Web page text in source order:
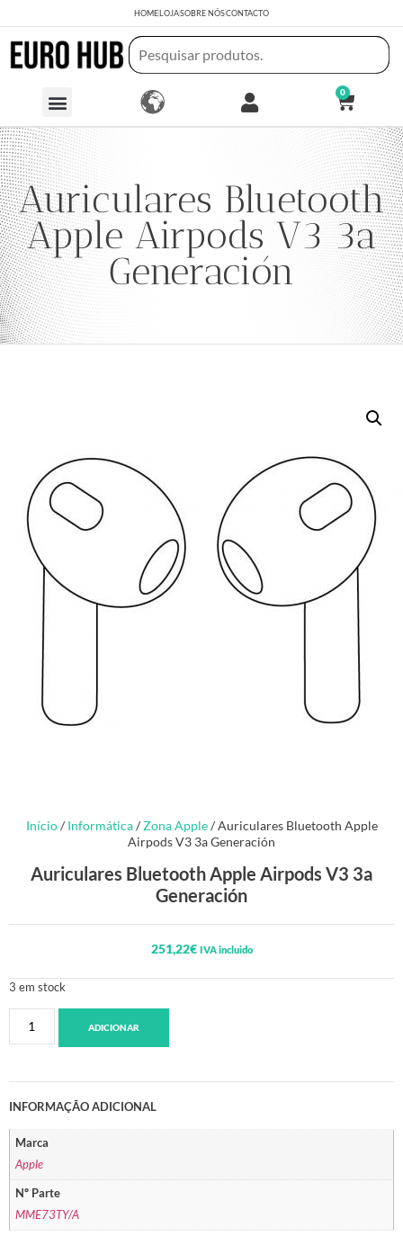
HOMELOJASOBRE NÓSCONTACTO
0
Auriculares Bluetooth
Apple Airpods V3 3a
Generación
Início/ Informática/Zona Apple/ Auriculares Bluetooth Apple
Airpods V3 3a Generación
Auriculares Bluetooth Apple Airpods V3 3a
Generación
251,22€ IVA incluido
3 em stock
ADICIONAR
INFORMAÇÃO ADICIONAL
Marca
Apple
Nº Parte
MME73TY/A